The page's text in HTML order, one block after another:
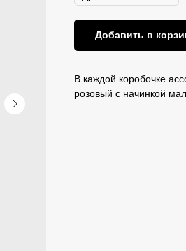
Добавить в
В каждой коробочке
розовый с начинкой